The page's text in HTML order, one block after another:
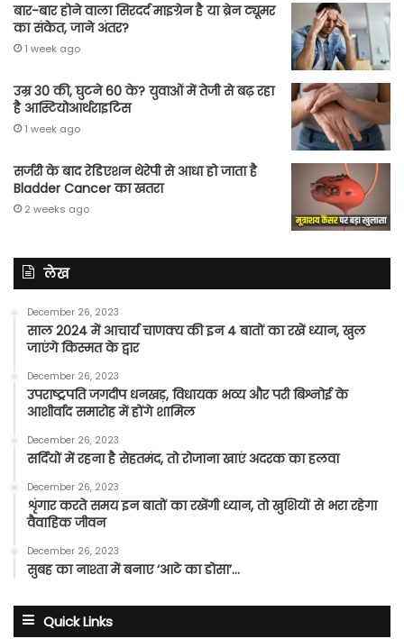
बार-बार होने वाला सिरदर्द माइग्रेन है या ब्रेन ट्यूमर
का संकेत, जाने अंतर?
1 week ago
उम्र 30 की, घुटने 60 के? युवाओं में तेजी से बढ़ रहा
है आस्टियोआर्थराइटिस
1 week ago
सर्जरी के बाद रेडिएशन थेरेपी से आधा हो जाता है
Bladder Cancer का खतरा
2 weeks ago
लेख
December 26, 2023
साल 2024 में आचार्य चाणक्य की इन 4 बातों का रखें ध्यान, खुल
जाएंगे किस्मत के द्वार
December 26, 2023
उपराष्ट्रपति जगदीप धनखड़, विधायक भव्य और परी बिश्नोई के
आशीर्वाद समारोह में होंगे शामिल
December 26, 2023
सर्दियों में रहना है सेहतमंद, तो रोजाना खाएं अदरक का हलवा
December 26, 2023
शृंगार करते समय इन बातों का रखेंगी ध्यान, तो खुशियों से भरा रहेगा
वैवाहिक जीवन
December 26, 2023
सुबह का नाश्ता में बनाए ‘आटे का डोसा’…
Quick Links